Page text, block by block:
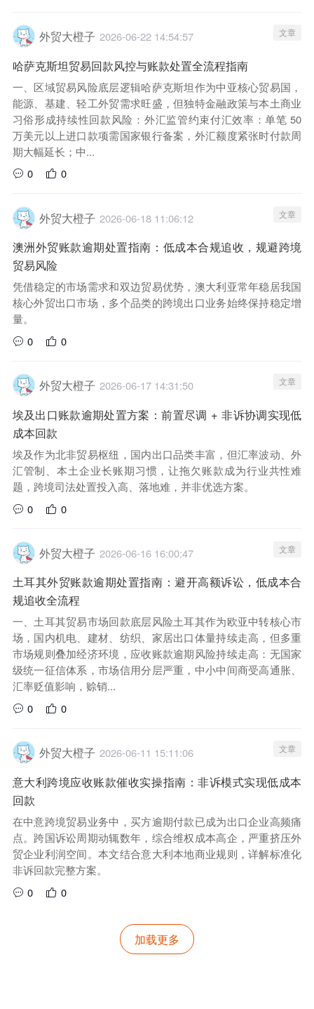
外贸大橙子 2026-06-22 14:54:57 文章
哈萨克斯坦贸易回款风控与账款处置全流程指南
一、区域贸易风险底层逻辑哈萨克斯坦作为中亚核心贸易国，
能源、基建、轻工外贸需求旺盛，但独特金融政策与本土商业
习俗形成持续性回款风险：外汇监管约束付汇效率：单笔 50
万美元以上进口款项需国家银行备案，外汇额度紧张时付款周
期大幅延长；中...
0
0
外贸大橙子 2026-06-18 11:06:12 文章
澳洲外贸账款逾期处置指南：低成本合规追收，规避跨境
贸易风险
凭借稳定的市场需求和双边贸易优势，澳大利亚常年稳居我国
核心外贸出口市场，多个品类的跨境出口业务始终保持稳定增
量。
0
0
外贸大橙子 2026-06-17 14:31:50 文章
埃及出口账款逾期处置方案：前置尽调 + 非诉协调实现低
成本回款
埃及作为北非贸易枢纽，国内出口品类丰富，但汇率波动、外
汇管制、本土企业长账期习惯，让拖欠账款成为行业共性难
题，跨境司法处置投入高、落地难，并非优选方案。
0
0
外贸大橙子 2026-06-16 16:00:47 文章
土耳其外贸账款逾期处置指南：避开高额诉讼，低成本合
规追收全流程
一、土耳其贸易市场回款底层风险土耳其作为欧亚中转核心市
场，国内机电、建材、纺织、家居出口体量持续走高，但多重
市场规则叠加经济环境，应收账款逾期风险持续走高：无国家
级统一征信体系，市场信用分层严重，中小中间商受高通胀、
汇率贬值影响，赊销...
0
0
外贸大橙子 2026-06-11 15:11:06 文章
意大利跨境应收账款催收实操指南：非诉模式实现低成本
回款
在中意跨境贸易业务中，买方逾期付款已成为出口企业高频痛
点。跨国诉讼周期动辄数年，综合维权成本高企，严重挤压外
贸企业利润空间。本文结合意大利本地商业规则，详解标准化
非诉回款完整方案。
0
0
加载更多